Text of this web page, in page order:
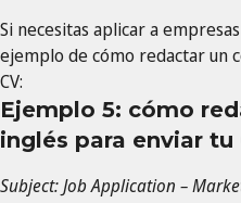
Si necesitas aplicar a
ejemplo de cómo redactar un
CV:
Ejemplo 5: cómo
inglés para enviar tu
Subject: Job Application –